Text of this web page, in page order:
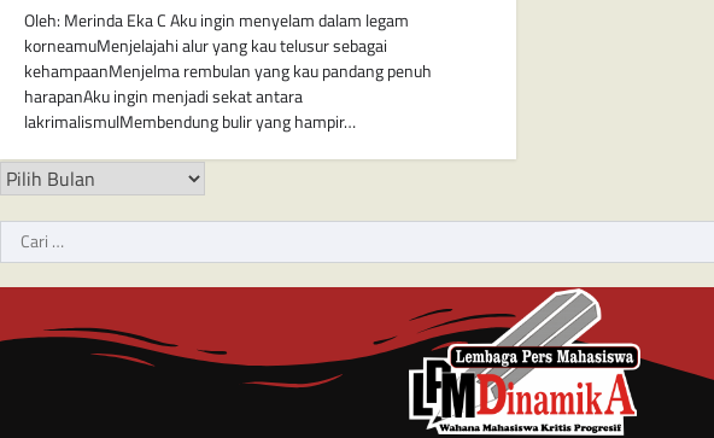
Oleh: Merinda Eka C Aku ingin menyelam dalam legam
korneamuMenjelajahi alur yang kau telusur sebagai
kehampaanMenjelma rembulan yang kau pandang penuh
harapanAku ingin menjadi sekat antara
lakrimalismulMembendung bulir yang hampir…